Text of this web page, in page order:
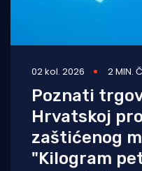
02 kol. 2026 2 MIN.
Poznati
Hrvatskoj
zaštićenog
"Kilogram